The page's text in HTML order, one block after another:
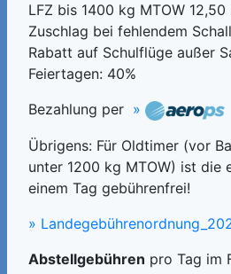
LFZ bis 1400 kg MTOW 12,50
Zuschlag bei fehlendem
Rabatt auf Schulflüge außer
Feiertagen: 40%
Bezahlung per »
Übrigens: Für Oldtimer (vor
unter 1200 kg MTOW) ist die
einem Tag gebührenfrei!
»
Abstellgebühren pro Tag im